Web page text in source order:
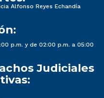
Alfonso Reyes Echandía
p.m. y de 02:00 p.m. a 05:00
Judiciales